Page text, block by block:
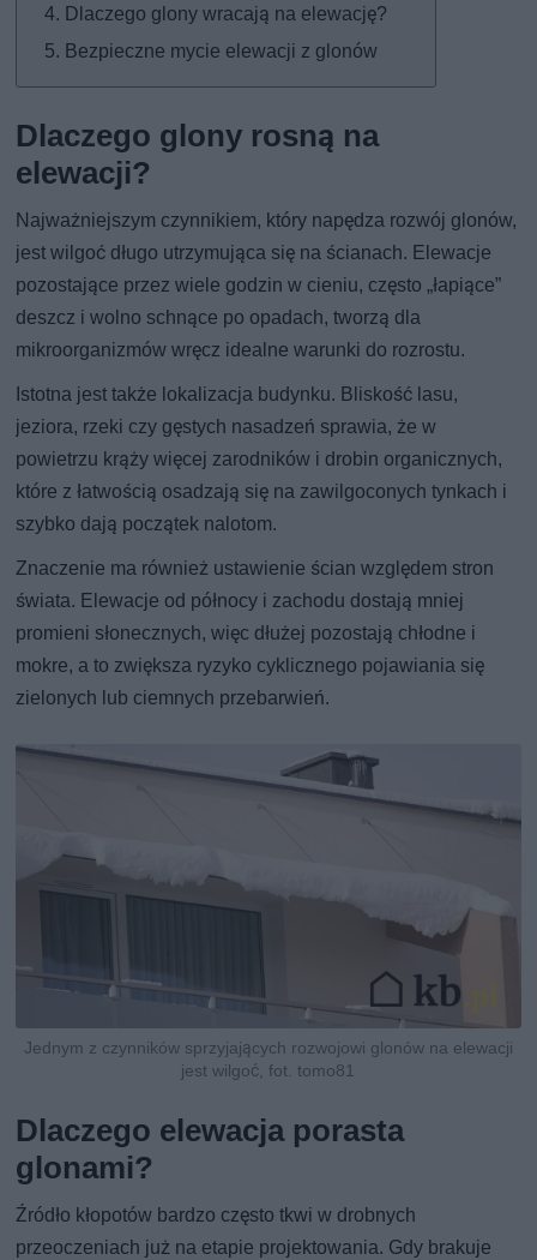
Dlaczego glony wracają na elewację?
Bezpieczne mycie elewacji z glonów
Dlaczego glony rosną na
elewacji?
Najważniejszym czynnikiem, który napędza rozwój glonów,
jest wilgoć długo utrzymująca się na ścianach. Elewacje
pozostające przez wiele godzin w cieniu, często „łapiące”
deszcz i wolno schnące po opadach, tworzą dla
mikroorganizmów wręcz idealne warunki do rozrostu.
Istotna jest także lokalizacja budynku. Bliskość lasu,
jeziora, rzeki czy gęstych nasadzeń sprawia, że w
powietrzu krąży więcej zarodników i drobin organicznych,
które z łatwością osadzają się na zawilgoconych tynkach i
szybko dają początek nalotom.
Znaczenie ma również ustawienie ścian względem stron
świata. Elewacje od północy i zachodu dostają mniej
promieni słonecznych, więc dłużej pozostają chłodne i
mokre, a to zwiększa ryzyko cyklicznego pojawiania się
zielonych lub ciemnych przebarwień.
Jednym z czynników sprzyjających rozwojowi glonów na elewacji
jest wilgoć, fot. tomo81
Dlaczego elewacja porasta
glonami?
Źródło kłopotów bardzo często tkwi w drobnych
przeoczeniach już na etapie projektowania. Gdy brakuje